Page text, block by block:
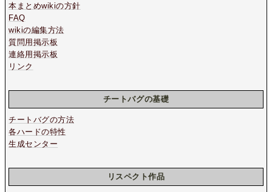
本まとめwikiの方針
FAQ
wikiの編集方法
質問用掲示板
連絡用掲示板
リンク
チートバグの基礎
チートバグの方法
各ハードの特性
生成センター
リスペクト作品